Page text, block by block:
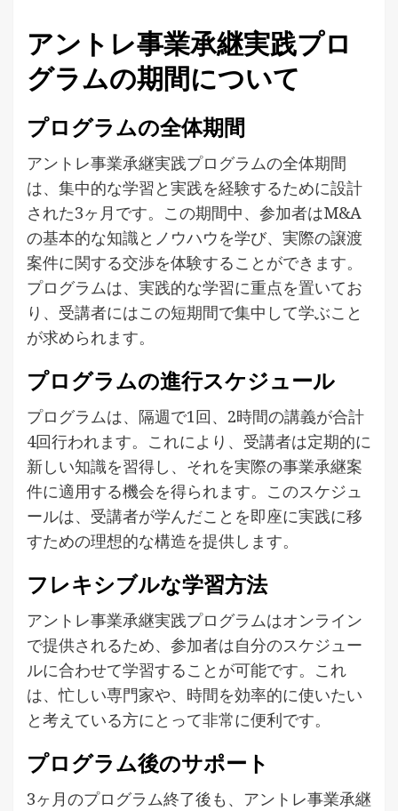
アントレ事業承継実践プロ
グラムの期間について
プログラムの全体期間
アントレ事業承継実践プログラムの全体期間
は、集中的な学習と実践を経験するために設計
された3ヶ月です。この期間中、参加者はM&A
の基本的な知識とノウハウを学び、実際の譲渡
案件に関する交渉を体験することができます。
プログラムは、実践的な学習に重点を置いてお
り、受講者にはこの短期間で集中して学ぶこと
が求められます。
プログラムの進行スケジュール
プログラムは、隔週で1回、2時間の講義が合計
4回行われます。これにより、受講者は定期的に
新しい知識を習得し、それを実際の事業承継案
件に適用する機会を得られます。このスケジュ
ールは、受講者が学んだことを即座に実践に移
すための理想的な構造を提供します。
フレキシブルな学習方法
アントレ事業承継実践プログラムはオンライン
で提供されるため、参加者は自分のスケジュー
ルに合わせて学習することが可能です。これ
は、忙しい専門家や、時間を効率的に使いたい
と考えている方にとって非常に便利です。
プログラム後のサポート
3ヶ月のプログラム終了後も、アントレ事業承継